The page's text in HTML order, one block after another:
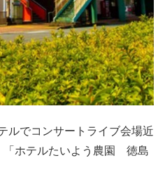
ルでコンサートライブ会場近
「ホテルたいよう農園 徳島